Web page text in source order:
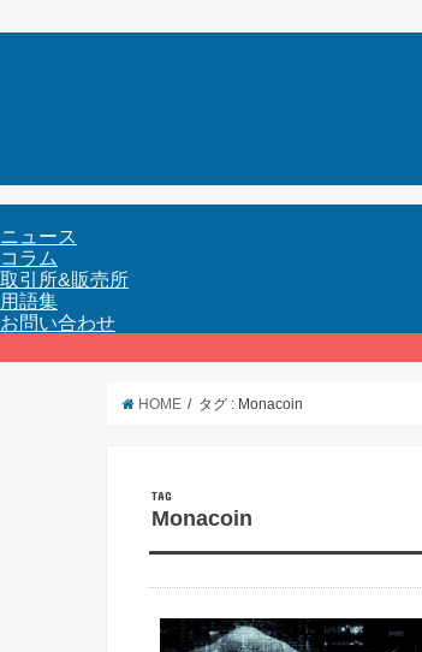
ニュース
コラム
取引所&販売所
用語集
お問い合わせ
HOME タグ : Monacoin
TAG
Monacoin